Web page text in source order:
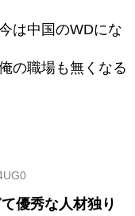
は中国のWDにな
の職場も無くなる
優秀な人材独り